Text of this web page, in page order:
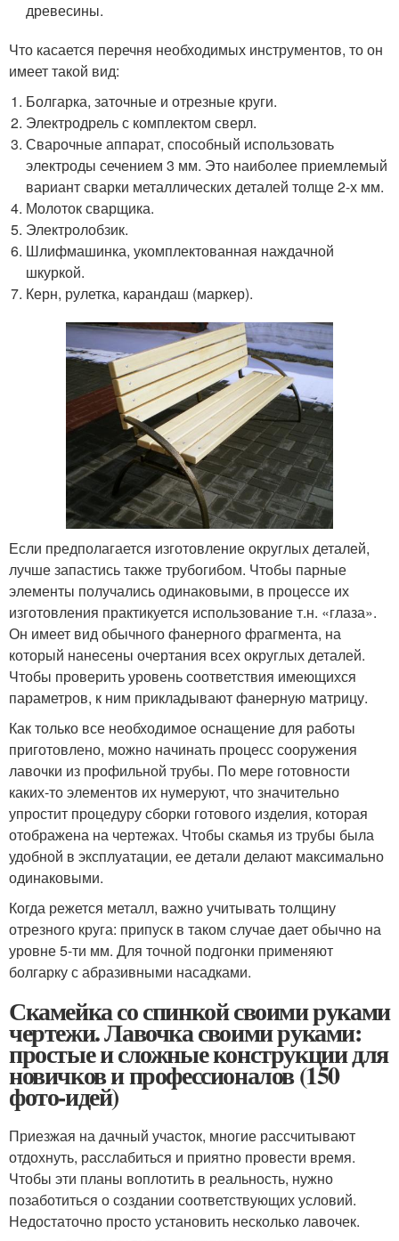
древесины.
Что касается перечня необходимых инструментов, то он
имеет такой вид:
Болгарка, заточные и отрезные круги.
Электродрель с комплектом сверл.
Сварочные аппарат, способный использовать
электроды сечением 3 мм. Это наиболее приемлемый
вариант сварки металлических деталей толще 2-х мм.
Молоток сварщика.
Электролобзик.
Шлифмашинка, укомплектованная наждачной
шкуркой.
Керн, рулетка, карандаш (маркер).
Если предполагается изготовление округлых деталей,
лучше запастись также трубогибом. Чтобы парные
элементы получались одинаковыми, в процессе их
изготовления практикуется использование т.н. «глаза».
Он имеет вид обычного фанерного фрагмента, на
который нанесены очертания всех округлых деталей.
Чтобы проверить уровень соответствия имеющихся
параметров, к ним прикладывают фанерную матрицу.
Как только все необходимое оснащение для работы
приготовлено, можно начинать процесс сооружения
лавочки из профильной трубы. По мере готовности
каких-то элементов их нумеруют, что значительно
упростит процедуру сборки готового изделия, которая
отображена на чертежах. Чтобы скамья из трубы была
удобной в эксплуатации, ее детали делают максимально
одинаковыми.
Когда режется металл, важно учитывать толщину
отрезного круга: припуск в таком случае дает обычно на
уровне 5-ти мм. Для точной подгонки применяют
болгарку с абразивными насадками.
Скамейка со спинкой своими руками
чертежи. Лавочка своими руками:
простые и сложные конструкции для
новичков и профессионалов (150
фото-идей)
Приезжая на дачный участок, многие рассчитывают
отдохнуть, расслабиться и приятно провести время.
Чтобы эти планы воплотить в реальность, нужно
позаботиться о создании соответствующих условий.
Недостаточно просто установить несколько лавочек.